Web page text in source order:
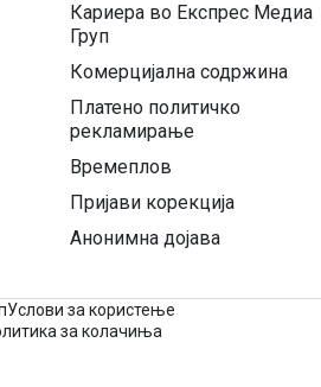
Кариера во Експрес Медиа
Груп
Комерцијална содржина
Платено политичко
рекламирање
Времеплов
Пријави корекција
Анонимна дојава
Услови за користење
за колачиња